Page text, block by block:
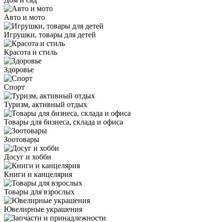
Авто и мото
Игрушки, товары для детей
Красота и стиль
Здоровье
Спорт
Туризм, активный отдых
Товары для бизнеса, склада и офиса
Зоотовары
Досуг и хобби
Книги и канцелярия
Товары для взрослых
Ювелирные украшения